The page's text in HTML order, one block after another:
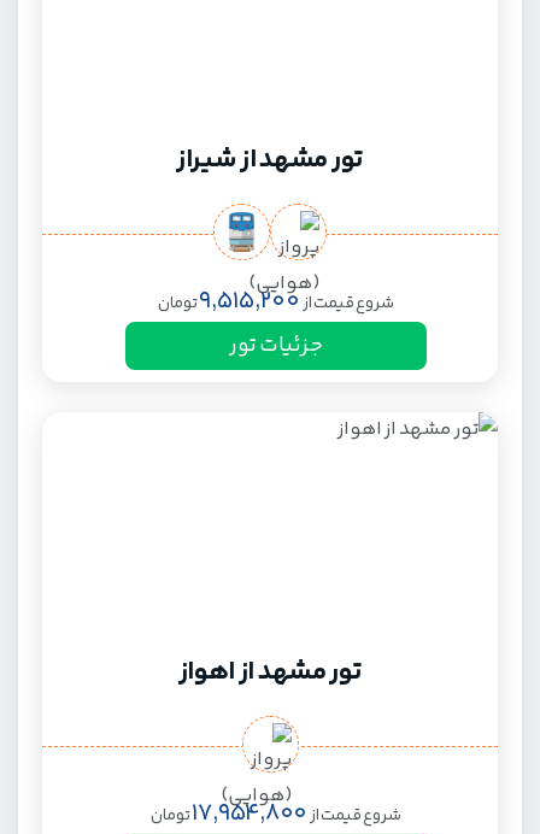
تور مشهد از شیراز
شروع قیمت از9,515,200تومان
جزئیات تور
تور مشهد از اهواز
شروع قیمت از17,954,800تومان